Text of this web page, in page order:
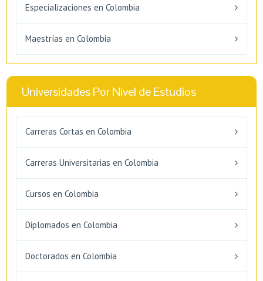
Especializaciones en Colombia
Maestrías en Colombia
Universidades Por Nivel de Estudios
Carreras Cortas en Colombia
Carreras Universitarias en Colombia
Cursos en Colombia
Diplomados en Colombia
Doctorados en Colombia